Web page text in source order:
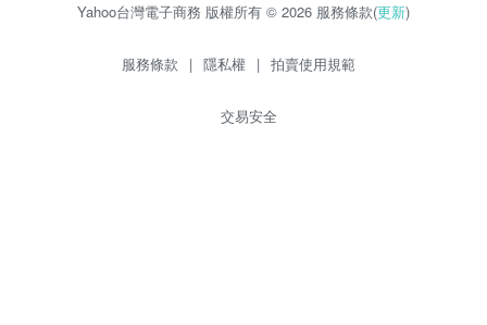
Yahoo台灣電子商務 版權所有 © 2026 服務條款(更新)
服務條款 | 隱私權 | 拍賣使用規範
交易安全